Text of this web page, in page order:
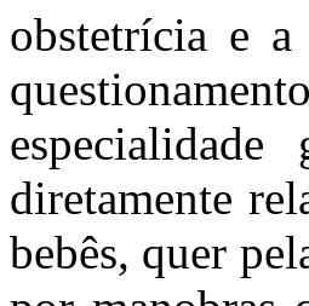
obstetrícia e a
diretamente
bebês, quer